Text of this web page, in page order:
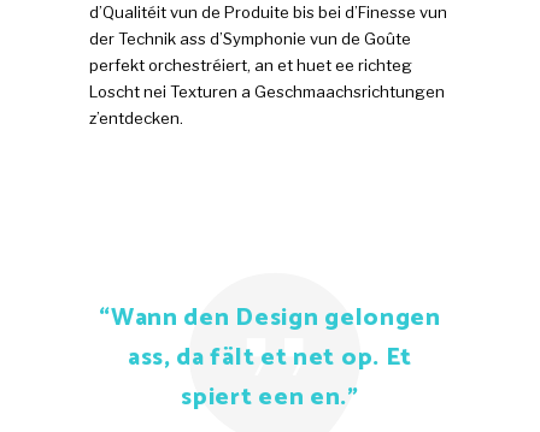
d’Qualitéit vun de Produite bis bei d’Finesse vun
der Technik ass d’Symphonie vun de Goûte
perfekt orchestréiert, an et huet ee richteg
Loscht nei Texturen a Geschmaachsrichtungen
z’entdecken.
“Wann den Design gelongen
ass, da fält et net op. Et
spiert een en.”